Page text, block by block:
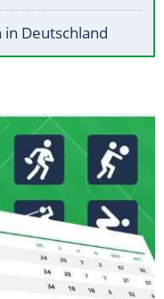
Deutschland